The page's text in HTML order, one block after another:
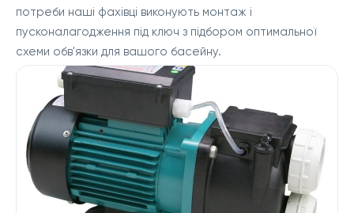
потреби наші фахівці виконують монтаж і
пусконалагодження під ключ з підбором оптимальної
схеми обв'язки для вашого басейну.